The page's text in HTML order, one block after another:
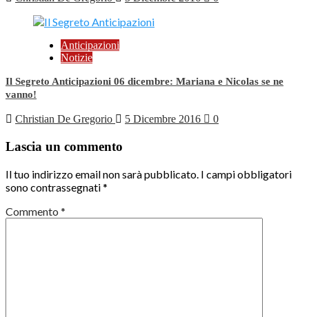
Anticipazioni
Notizie
Il Segreto Anticipazioni 06 dicembre: Mariana e Nicolas se ne
vanno!
Christian De Gregorio 5 Dicembre 2016 0
Lascia un commento
Il tuo indirizzo email non sarà pubblicato. I campi obbligatori
sono contrassegnati*
Commento *